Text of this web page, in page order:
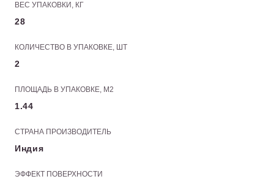
ВЕС УПАКОВКИ, КГ
28
КОЛИЧЕСТВО В УПАКОВКЕ, ШТ
2
ПЛОЩАДЬ В УПАКОВКЕ, М2
1.44
СТРАНА ПРОИЗВОДИТЕЛЬ
Индия
ЭФФЕКТ ПОВЕРХНОСТИ